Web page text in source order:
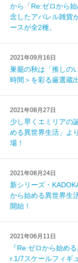
から「Re:ゼロから
念したアパレル雑貨
ースが全2種。
2021年09月16日
巣籠の秋は「推しの
時間＞を彩る厳選蔵
2021年08月27日
少し早くエミリアの
める異世界生活」よ
場！
2021年08月24日
新シリーズ・
から始める異世界生
開始！
2021年06月11日
『Re:ゼロから始め
r.1/7スケールフィギ